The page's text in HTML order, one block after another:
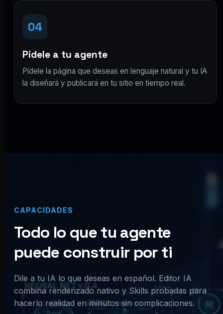
04
Pídele a tu agente
Pídele la página que deseas en lenguaje natural y tu IA
la diseñará y publicará en tu sitio en tiempo real.
CAPACIDADES
Todo lo que tu agente
puede construir por ti
Dile a tu IA lo que deseas en español. Editor IA
combina renderizado nativo y Skills probadas para
hacerlo realidad en minutos sin complicaciones.